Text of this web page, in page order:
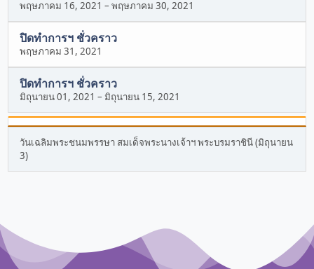
พฤษภาคม 16, 2021 –พฤษภาคม 30, 2021
ปิดทำการฯ ชั่วคราว
พฤษภาคม 31, 2021
ปิดทำการฯ ชั่วคราว
มิถุนายน 01, 2021 –มิถุนายน 15, 2021
วันเฉลิมพระชนมพรรษา สมเด็จพระนางเจ้าฯ พระบรมราชินี (มิถุนายน
3)